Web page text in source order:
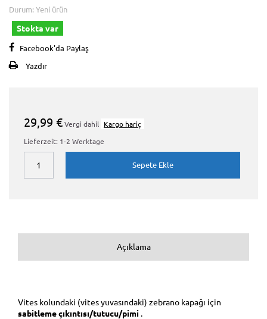
Durum: Yeni ürün
Stokta var
Facebook'da Paylaş
Yazdır
29,99 €Vergi dahil Kargo hariç
Lieferzeit: 1-2 Werktage
Sepete Ekle
Açıklama
Vites kolundaki (vites yuvasındaki) zebrano kapağı için
sabitleme çıkıntısı/tutucu/pimi .